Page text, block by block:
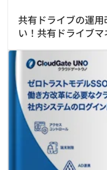
共有ドライブの運
い！共有ドライブ